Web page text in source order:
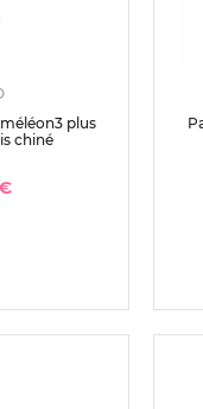
plus
chiné